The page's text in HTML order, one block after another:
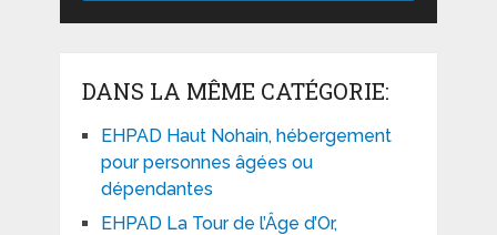
DANS LA MÊME CATÉGORIE:
EHPAD Haut Nohain, hébergement
pour personnes âgées ou
dépendantes
EHPAD La Tour de l’Âge d’Or,